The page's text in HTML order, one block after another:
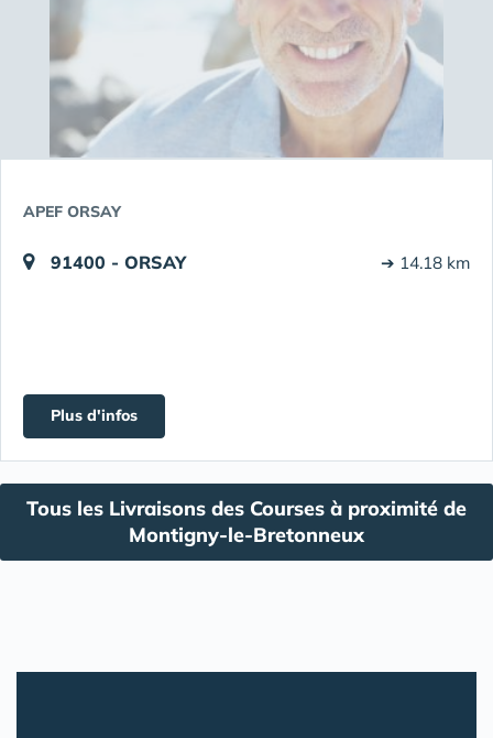
APEF ORSAY
91400 - ORSAY ➔ 14.18 km
Plus d'infos
Tous les Livraisons des Courses à proximité de
Montigny-le-Bretonneux